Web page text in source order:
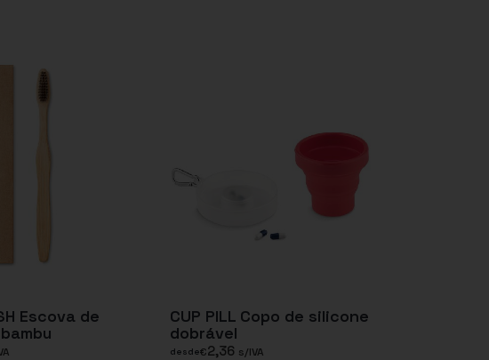
Escova de
CUP PILL Copo de silicone
dobrável
desde€2,36 s/IVA